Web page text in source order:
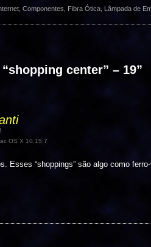
,Componentes Fibra Ótica Lâmpada de
center” – 19”
OS X 10.15.7
Esses “shoppings” são algo como